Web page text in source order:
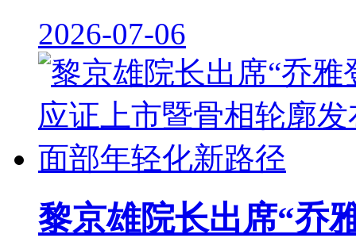
2026-07-06
黎京雄院长出席“乔